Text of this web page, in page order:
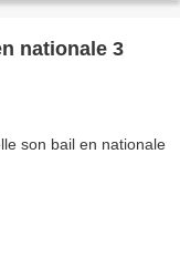
nationale 3